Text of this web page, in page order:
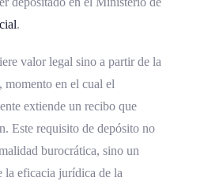
.
valor legal sino a partir de la
momento en el cual el
extiende un recibo que
Este requisito de depósito no
burocrática, sino un
la eficacia jurídica de la